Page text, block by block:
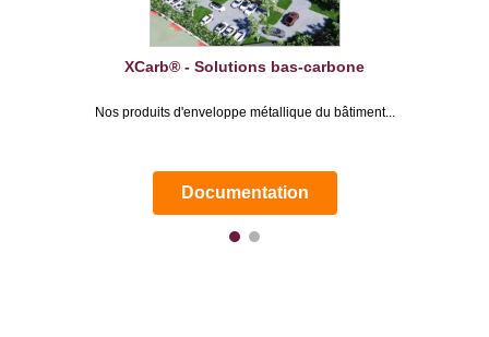
XCarb® - Solutions bas-carbone
Nos produits d'enveloppe métallique du bâtiment...
Documentation